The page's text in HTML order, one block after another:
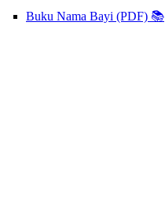
Buku Nama Bayi (PDF) 📚